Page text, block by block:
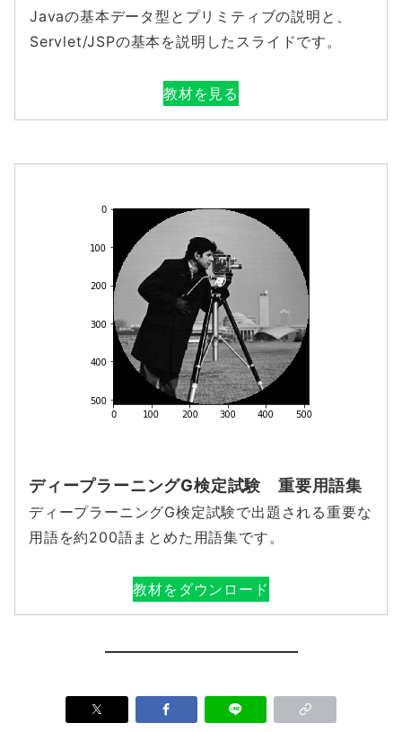
Javaの基本データ型とプリミティブの説明と、
Servlet/JSPの基本を説明したスライドです。
教材を見る
ディープラーニングG検定試験 重要用語集
ディープラーニングG検定試験で出題される重要な
用語を約200語まとめた用語集です。
教材をダウンロード